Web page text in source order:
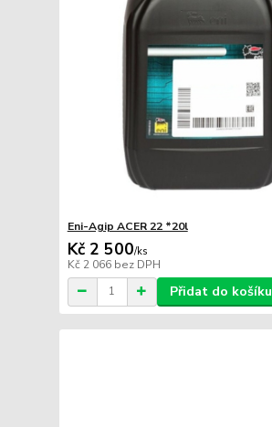
Eni-Agip ACER 22 *20l
Kč 2 500/ks
Kč 2 066 bez DPH
Přidat do košíku